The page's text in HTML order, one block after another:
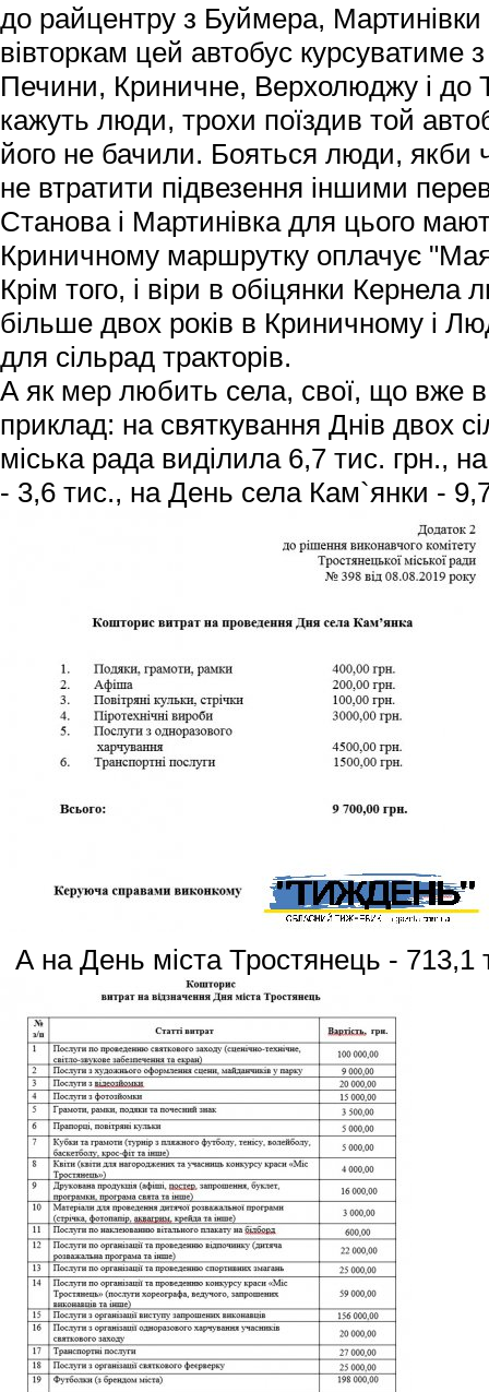
до райцентру з Буймера, Мартинівки
вівторкам цей автобус курсуватиме
Печини, Криничне, Верхолюджу і до
кажуть люди, трохи поїздив той
його не бачили. Бояться люди, якби
не втратити підвезення іншими
Станова і Мартинівка для цього
Криничному маршрутку оплачує
Крім того, і віри в обіцянки
більше двох років в Криничному і
для сільрад тракторів.
А як мер любить села, свої, що вже
приклад: на святкування Днів двох
міська рада виділила 6,7 тис. грн.,
- 3,6 тис., на День села Кам`янки -
А на День міста Тростянець - 713,1